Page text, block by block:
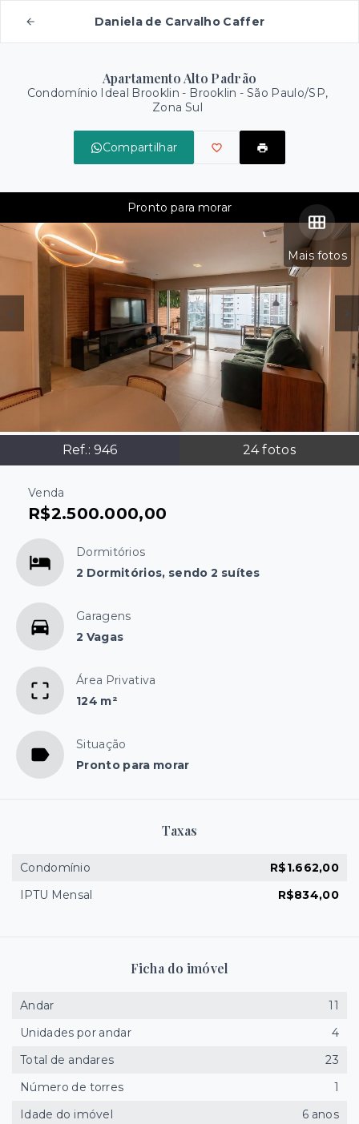
Daniela de Carvalho Caffer
Apartamento Alto Padrão
Condomínio Ideal Brooklin - Brooklin - São Paulo/SP,
Zona Sul
Compartilhar
Mais fotos
Ref.: 946 24fotos
Pronto para morar
Venda
R$2.500.000,00
Dormitórios
2 Dormitórios, sendo 2 suítes
Garagens
2 Vagas
Área Privativa
124 m²
Situação
Pronto para morar
Taxas
Condomínio
R$1.662,00
IPTU Mensal
R$834,00
Ficha do imóvel
Andar
11
Unidades por andar
4
Total de andares
23
Número de torres
1
Idade do imóvel
6 anos